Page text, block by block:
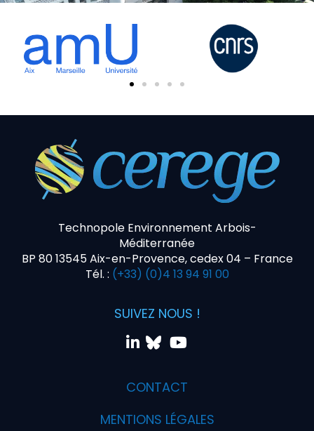
Technopole Environnement Arbois-
Méditerranée
BP 80 13545 Aix-en-Provence, cedex 04 – France
Tél. : (+33) (0)4 13 94 91 00
SUIVEZ NOUS !
CONTACT
MENTIONS LÉGALES